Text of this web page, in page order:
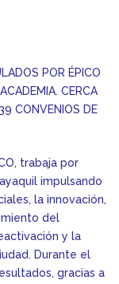
POR ÉPICO
CERCA
CONVENIOS DE
trabaja por
impulsando
la innovación,
del
y la
Durante el
gracias a